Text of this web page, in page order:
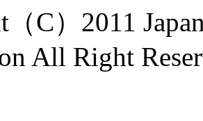
C）2011
All Right